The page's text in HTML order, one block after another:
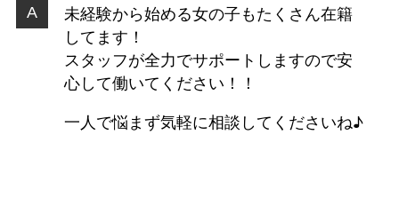
未経験から始める女の子もたくさん在籍
してます！
スタッフが全力でサポートしますので安
心して働いてください！！
一人で悩まず気軽に相談してくださいね♪